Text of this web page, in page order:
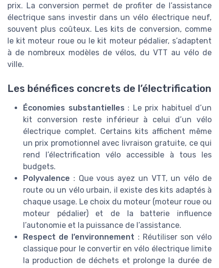
prix. La conversion permet de profiter de l’assistance
électrique sans investir dans un vélo électrique neuf,
souvent plus coûteux. Les kits de conversion, comme
le kit moteur roue ou le kit moteur pédalier, s’adaptent
à de nombreux modèles de vélos, du VTT au vélo de
ville.
Les bénéfices concrets de l’électrification
Économies substantielles : Le prix habituel d’un
kit conversion reste inférieur à celui d’un vélo
électrique complet. Certains kits affichent même
un prix promotionnel avec livraison gratuite, ce qui
rend l’électrification vélo accessible à tous les
budgets.
Polyvalence : Que vous ayez un VTT, un vélo de
route ou un vélo urbain, il existe des kits adaptés à
chaque usage. Le choix du moteur (moteur roue ou
moteur pédalier) et de la batterie influence
l’autonomie et la puissance de l’assistance.
Respect de l’environnement : Réutiliser son vélo
classique pour le convertir en vélo électrique limite
la production de déchets et prolonge la durée de